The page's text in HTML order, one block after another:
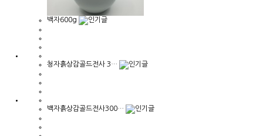
백자600g
청자흙상감골드전사 3…
백자흙상감골드전사300…